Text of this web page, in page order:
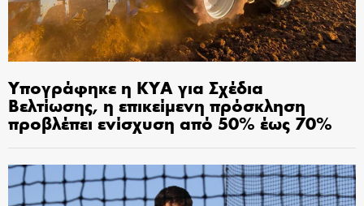
Υπογράφηκε η ΚΥΑ για Σχέδια
Βελτίωσης, η επικείμενη πρόσκληση
προβλέπει ενίσχυση από 50% έως 70%